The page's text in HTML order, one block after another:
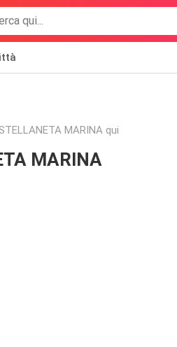
MARINA qui
MARINA